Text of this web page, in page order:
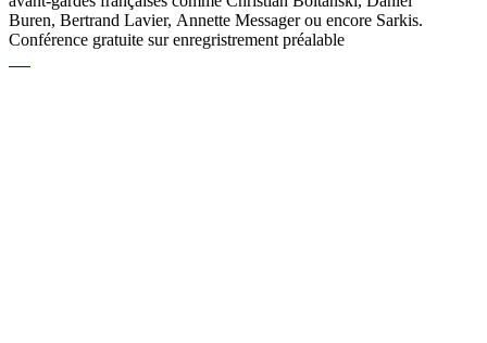
Buren, Bertrand Lavier, Annette Messager ou encore Sarkis.
Conférence gratuite sur enregristrement préalable